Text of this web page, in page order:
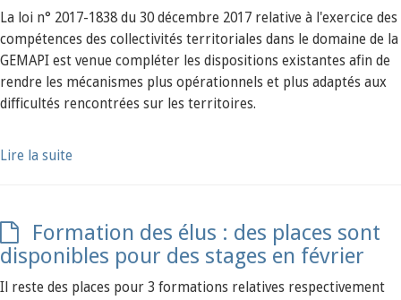
La loi n° 2017-1838 du 30 décembre 2017 relative à l'exercice des
compétences des collectivités territoriales dans le domaine de la
GEMAPI est venue compléter les dispositions existantes afin de
rendre les mécanismes plus opérationnels et plus adaptés aux
difficultés rencontrées sur les territoires.
Lire la suite
Formation des élus : des places sont
disponibles pour des stages en février
Il reste des places pour 3 formations relatives respectivement